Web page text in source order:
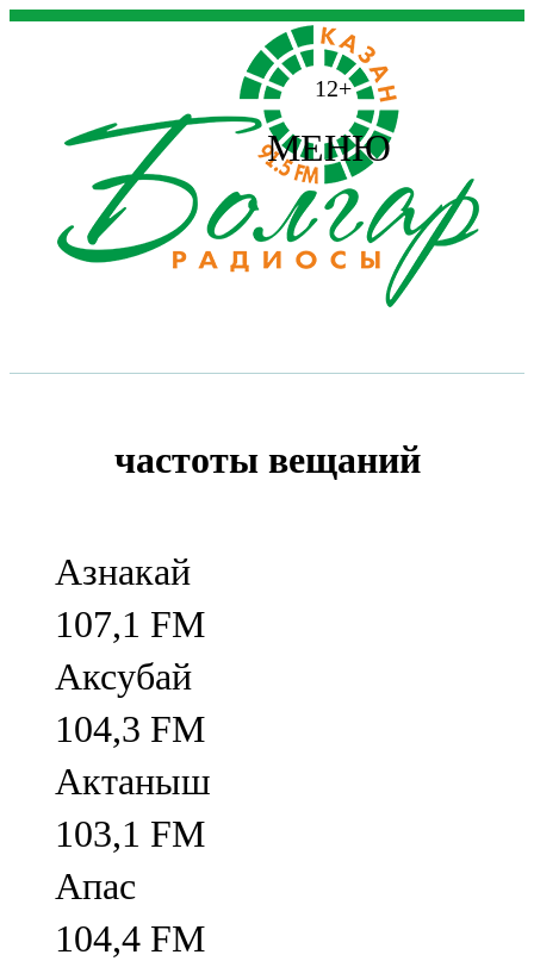
12+
МЕНЮ
частоты вещаний
Азнакай
107,1 FM
Аксубай
104,3 FM
Актаныш
103,1 FM
Апас
104,4 FM